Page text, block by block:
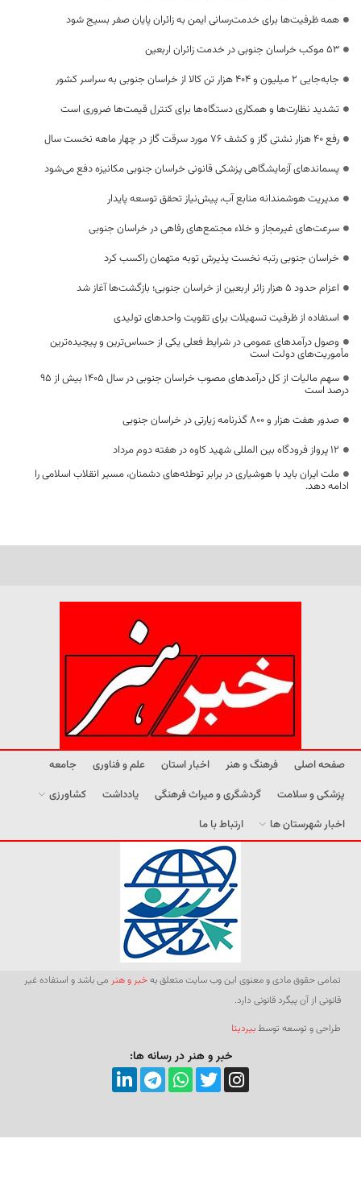
همه ظرفیت‌ها برای خدمت‌رسانی ایمن به زائران پایان صفر بسیج شود
53 موکب خراسان جنوبی در خدمت زائران اربعین
جابه‌جایی 2 میلیون و 404 هزار تن کالا از خراسان جنوبی به سراسر کشور
تشدید نظارت‌ها و همکاری دستگاه‌ها برای کنترل قیمت‌ها ضروری است
رفع 40 هزار نشتی گاز و کشف 76 مورد سرقت گاز در چهار ماهه نخست سال
پسماندهای آزمایشگاهی پزشکی قانونی خراسان جنوبی مکانیزه دفع می‌شود
مدیریت هوشمندانه منابع آب، پیش‌نیاز تحقق توسعه پایدار
سرعت‌های غیرمجاز و خلاء مجتمع‌های رفاهی در خراسان جنوبی
خراسان جنوبی رتبه نخست پذیرش توبه متهمان راکسب کرد
اعزام حدود 5 هزار زائر اربعین از خراسان جنوبی؛ بازگشت‌ها آغاز شد
استفاده از ظرفیت تسهیلات برای تقویت واحدهای تولیدی
وصول درآمدهای عمومی در شرایط فعلی یکی از حساس‌ترین و پیچیده‌ترین
مأموریت‌های دولت است
سهم مالیات از کل درآمدهای مصوب خراسان جنوبی در سال ۱۴۰۵ بیش از ۹۵
درصد است
صدور هفت هزار و ۸۰۰ گذرنامه زیارتی در خراسان جنوبی
۱۲ پرواز فرودگاه بین المللی شهید کاوه در هفته دوم مرداد
ملت ایران باید با هوشیاری در برابر توطئه‌های دشمنان، مسیر انقلاب اسلامی را
ادامه دهد.
صفحه اصلی فرهنگ و هنر اخبار استان علم و فناوری
جامعه
پزشکی و سلامت
گردشگری و میراث فرهنگی یادداشت
کشاورزی
اخبار شهرستان ها
ارتباط با ما
تمامی حقوق مادی و معنوی این وب سایت متعلق بهخبر و هنر می باشد و استفاده غیر
قانونی از آن پیگرد قانونی دارد.
طراحی و توسعه توسطبیردیتا
خبر و هنر در رسانه ها: